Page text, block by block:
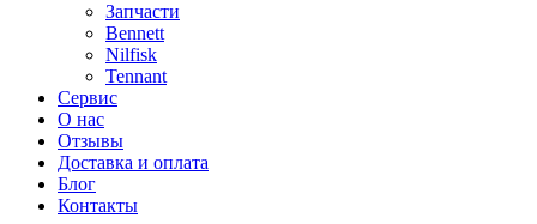
Запчасти
Bennett
Nilfisk
Tennant
Сервис
О нас
Отзывы
Доставка и оплата
Блог
Контакты